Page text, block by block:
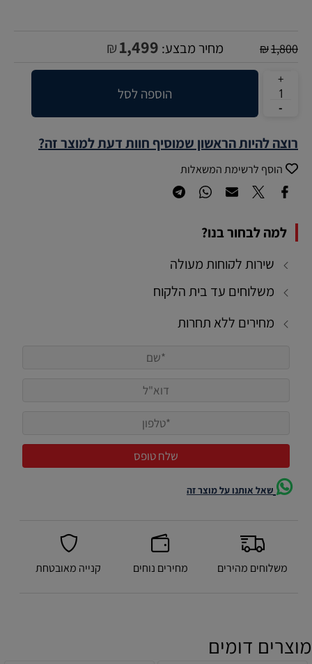
₪1,800 מחיר מבצע: ₪1,499
הוספה לסל
רוצה להיות הראשון שמוסיף חוות דעת למוצר זה?
הוסף לרשימת המשאלות
למה לבחור בנו?
שירות לקוחות מעולה
משלוחים עד בית הלקוח
מחירים ללא תחרות
שאל אותנו על מוצר זה
משלוחים מהירים מחירים נוחים קנייה מאובטחת
מוצרים דומים